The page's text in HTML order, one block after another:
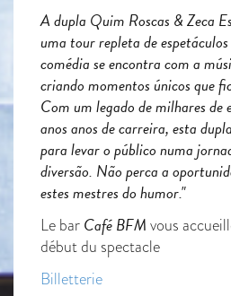
A dupla Quim Roscas & Zeca
uma tour repleta de
comédia se encontra com a
criando momentos únicos que
Com um legado de milhares de
anos anos de carreira, esta
para levar o público numa
diversão. Não perca a
estes mestres do humor."
Le bar Café BFM vous
début du spectacle
Billetterie